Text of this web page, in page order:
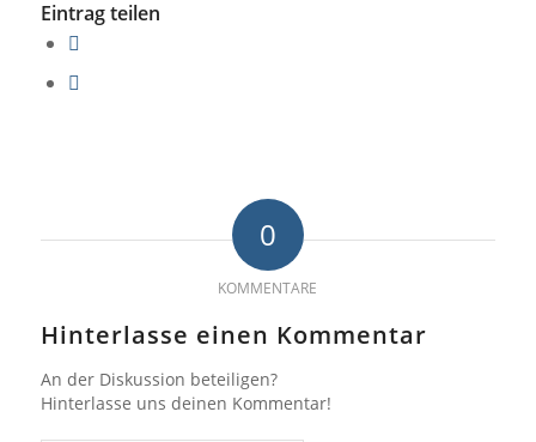
Eintrag teilen
0
KOMMENTARE
Hinterlasse einen Kommentar
An der Diskussion beteiligen?
Hinterlasse uns deinen Kommentar!